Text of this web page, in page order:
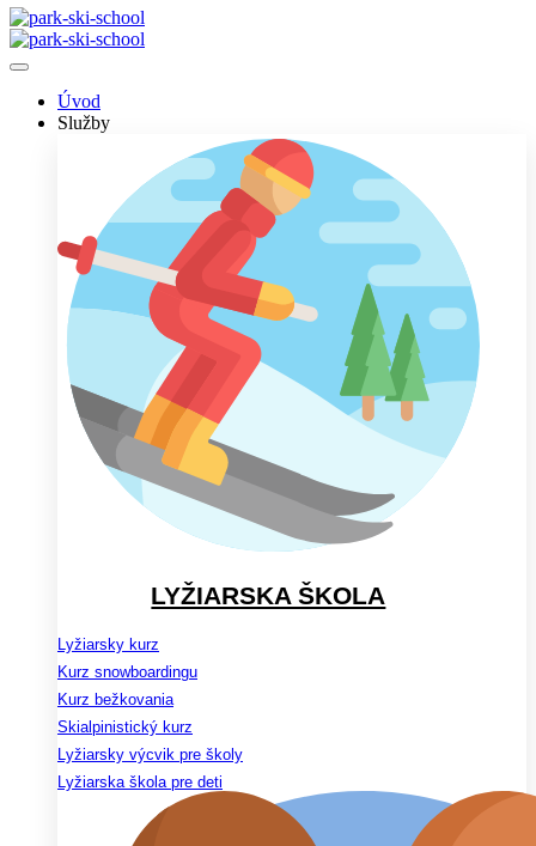
Úvod
Služby
LYŽIARSKA ŠKOLA
Lyžiarsky kurz
Kurz snowboardingu
Kurz bežkovania
Skialpinistický kurz
Lyžiarsky výcvik pre školy
Lyžiarska škola pre deti